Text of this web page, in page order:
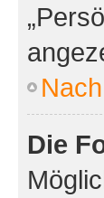
Die